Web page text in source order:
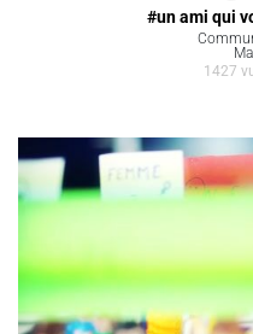
#un ami qui
1427